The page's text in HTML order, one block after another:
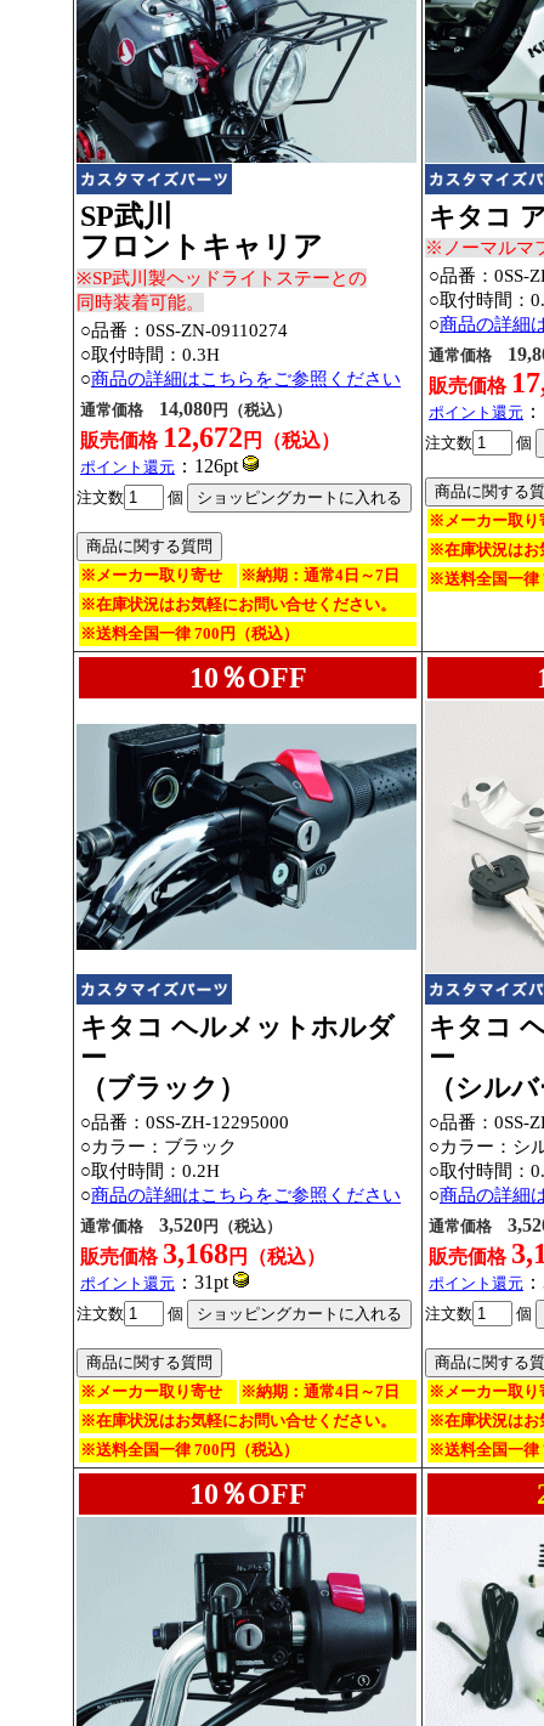
SP武川
フロントキャリア
※SP武川製ヘッドライトステーとの
同時装着可能。
○品番：0SS-ZN-09110274
○取付時間：0.3H
○商品の詳細はこちらをご参照ください
通常価格 14,080円（税込）
販売価格 12,672 円（税込）
ポイント還元 ：126pt
注文数 個
※メーカー取り寄せ
※納期：通常4日～7日
※在庫状況はお気軽にお問い合せください。
※送料全国一律 700円（税込）
キタコ
※ノーマルマ
○品番： 0SS-
○取付時間：
○商品の詳細
通常価格
販売価格
ポイント還元
注文数 個
※メーカー取り
※在庫状況はお
※送料全国一律
10％OFF
キタコ ヘルメットホルダ
ー
（ブラック）
○品番： 0SS-ZH-12295000
○カラー：ブラック
○取付時間：0.2H
○商品の詳細はこちらをご参照ください
通常価格 3,520円（税込）
販売価格 3,168円（税込）
ポイント還元 ：31pt
注文数 個
※メーカー取り寄せ
※納期：通常4日～7日
※在庫状況はお気軽にお問い合せください。
※送料全国一律 700円（税込）
キタコ
ー
（シル
○品番： 0SS-
○カラー：シ
○取付時間：
○商品の詳細
通常価格
販売価格
ポイント還元
注文数 個
※メーカー取り
※在庫状況はお
※送料全国一律
10％OFF